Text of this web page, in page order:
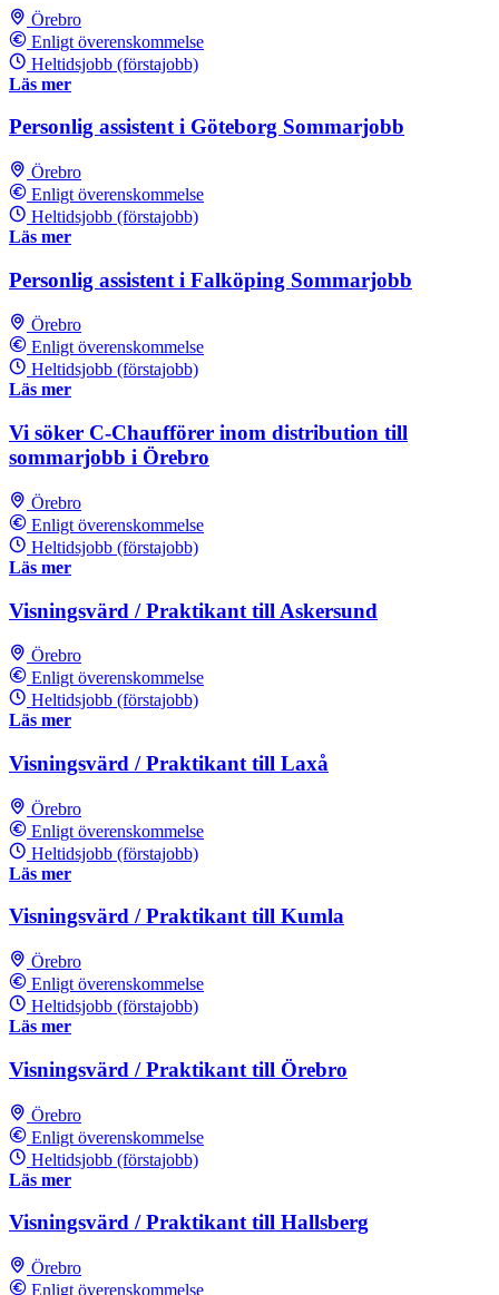
Örebro
Enligt överenskommelse
Heltidsjobb (förstajobb)
Läs mer
Personlig assistent i Göteborg Sommarjobb
Örebro
Enligt överenskommelse
Heltidsjobb (förstajobb)
Läs mer
Personlig assistent i Falköping Sommarjobb
Örebro
Enligt överenskommelse
Heltidsjobb (förstajobb)
Läs mer
Vi söker C-Chaufförer inom distribution till
sommarjobb i Örebro
Örebro
Enligt överenskommelse
Heltidsjobb (förstajobb)
Läs mer
Visningsvärd / Praktikant till Askersund
Örebro
Enligt överenskommelse
Heltidsjobb (förstajobb)
Läs mer
Visningsvärd / Praktikant till Laxå
Örebro
Enligt överenskommelse
Heltidsjobb (förstajobb)
Läs mer
Visningsvärd / Praktikant till Kumla
Örebro
Enligt överenskommelse
Heltidsjobb (förstajobb)
Läs mer
Visningsvärd / Praktikant till Örebro
Örebro
Enligt överenskommelse
Heltidsjobb (förstajobb)
Läs mer
Visningsvärd / Praktikant till Hallsberg
Örebro
Enligt överenskommelse